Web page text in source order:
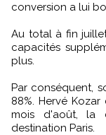
conversion a lui
Au total à fin
capacités
plus.
Par conséquent,
88%. Hervé
mois d'août, la
destination Paris.